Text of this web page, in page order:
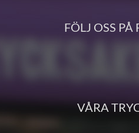
FÖLJ OSS
VÅRA